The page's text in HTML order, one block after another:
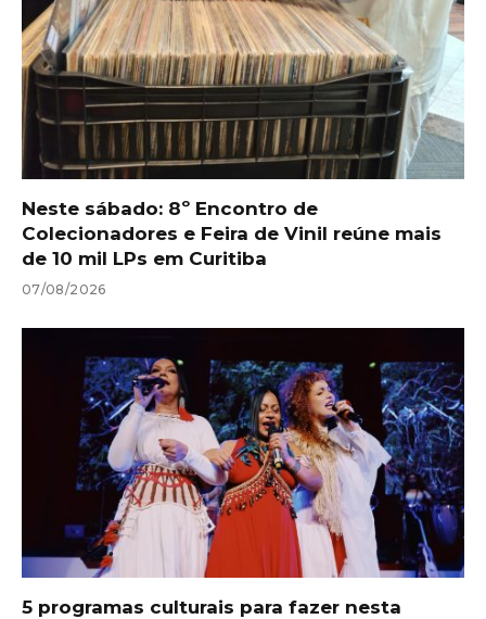
Neste sábado: 8º Encontro de
Colecionadores e Feira de Vinil reúne mais
de 10 mil LPs em Curitiba
07/08/2026
5 programas culturais para fazer nesta